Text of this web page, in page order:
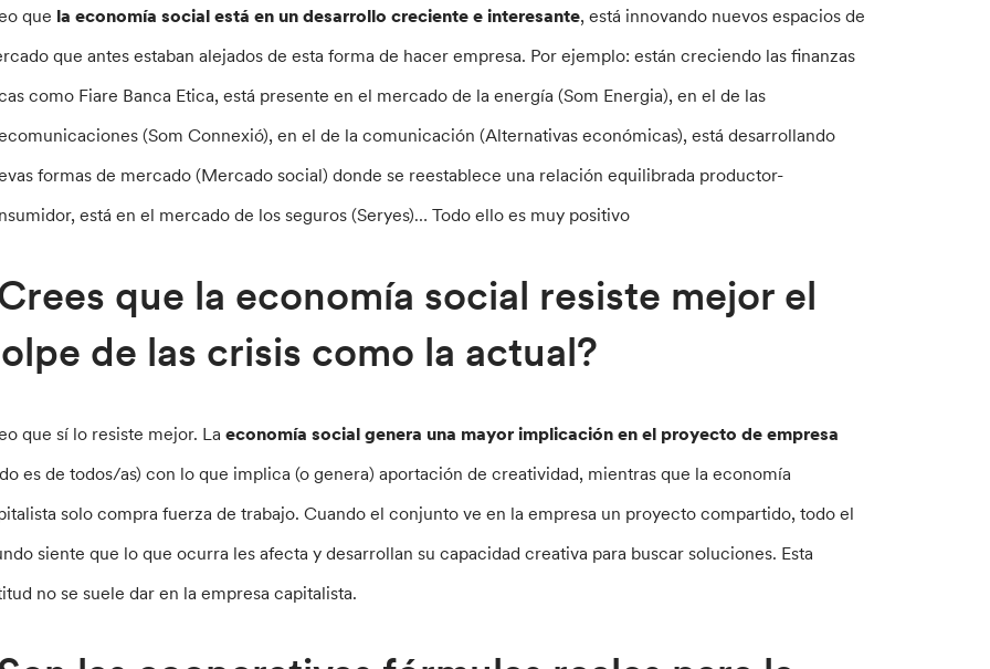
que la economía social está en un desarrollo creciente e interesante, está innovando nuevos espacios de
que antes estaban alejados de esta forma de hacer empresa. Por ejemplo: están creciendo las finanzas
como Fiare Banca Etica, está presente en el mercado de la energía (Som Energia), en el de las
(Som Connexió), en el de la comunicación (Alternativas económicas), está desarrollando
formas de mercado (Mercado social) donde se reestablece una relación equilibrada productor-
está en el mercado de los seguros (Seryes)… Todo ello es muy positivo
que la economía social resiste mejor el
de las crisis como la actual?
que sí lo resiste mejor. Laeconomía social genera una mayor implicación en el proyecto de empresa
es de todos/as) con lo que implica (o genera) aportación de creatividad, mientras que la economía
solo compra fuerza de trabajo. Cuando el conjunto ve en la empresa un proyecto compartido, todo el
siente que lo que ocurra les afecta y desarrollan su capacidad creativa para buscar soluciones. Esta
no se suele dar en la empresa capitalista.